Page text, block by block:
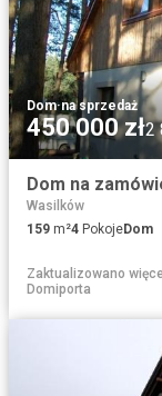
Dom·na sprzedaż
450 000 zł2
Dom na
Wasilków
159 m²4 PokojeDom
Zaktualizowano
Domiporta